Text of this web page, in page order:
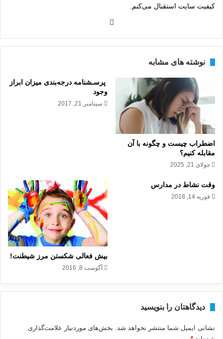
کیفیت سایت استقبال می‌کنم.
نوشته های مشابه
اضطراب چیست و چگونه با آن
مقابله کنیم؟
جولای 21, 2025
‌‌ ‌‌‌پرسـشنامه‌‌ درجه‌بندی میزان ابراز
وجود
سپتامبر 21, 2017
وقت نشاط در مدارس
فوریه 14, 2018
بیش‌ فعالی شکستن مرز شیطنت!
آگوست 8, 2016
دیدگاهتان را بنویسید
نشانی ایمیل شما منتشر نخواهد شد. بخش‌های موردنیاز علامت‌گذاری